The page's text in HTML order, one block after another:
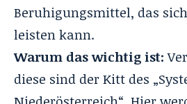
Beruhigungsmittel, das
leisten kann.
Warum das wichtig ist:
diese sind der Kitt des